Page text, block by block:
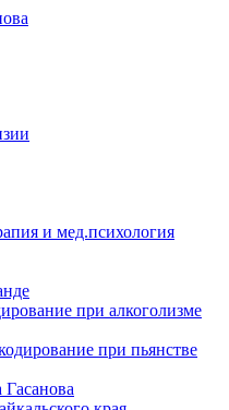
и мед.психология
при алкоголизме
при пьянстве
Гасанова